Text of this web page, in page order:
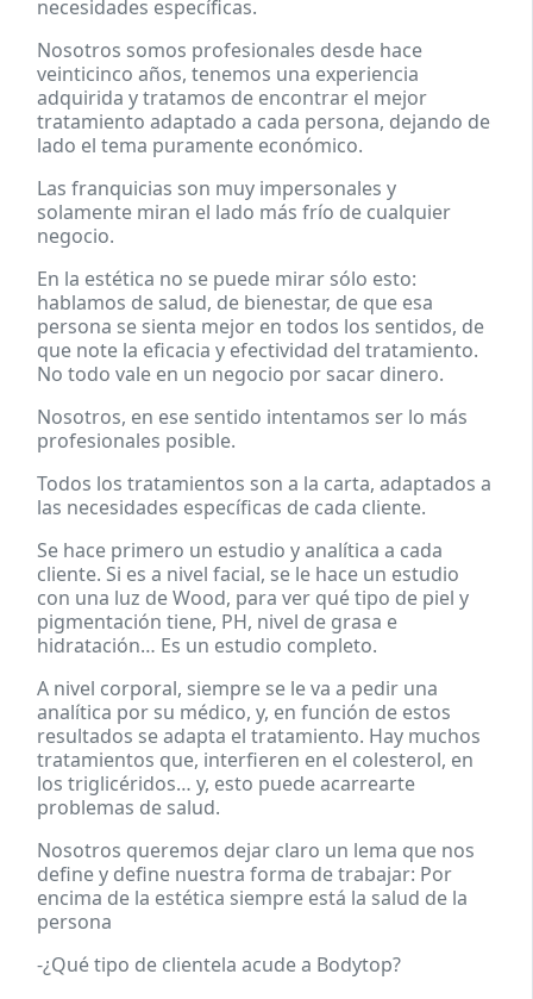
necesidades específicas.
Nosotros somos profesionales desde hace
veinticinco años, tenemos una experiencia
adquirida y tratamos de encontrar el mejor
tratamiento adaptado a cada persona, dejando de
lado el tema puramente económico.
Las franquicias son muy impersonales y
solamente miran el lado más frío de cualquier
negocio.
En la estética no se puede mirar sólo esto:
hablamos de salud, de bienestar, de que esa
persona se sienta mejor en todos los sentidos, de
que note la eficacia y efectividad del tratamiento.
No todo vale en un negocio por sacar dinero.
Nosotros, en ese sentido intentamos ser lo más
profesionales posible.
Todos los tratamientos son a la carta, adaptados a
las necesidades específicas de cada cliente.
Se hace primero un estudio y analítica a cada
cliente. Si es a nivel facial, se le hace un estudio
con una luz de Wood, para ver qué tipo de piel y
pigmentación tiene, PH, nivel de grasa e
hidratación… Es un estudio completo.
A nivel corporal, siempre se le va a pedir una
analítica por su médico, y, en función de estos
resultados se adapta el tratamiento. Hay muchos
tratamientos que, interfieren en el colesterol, en
los triglicéridos… y, esto puede acarrearte
problemas de salud.
Nosotros queremos dejar claro un lema que nos
define y define nuestra forma de trabajar: Por
encima de la estética siempre está la salud de la
persona
-¿Qué tipo de clientela acude a Bodytop?